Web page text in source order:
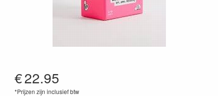
€22.95
*Prijzen zijn inclusief btw